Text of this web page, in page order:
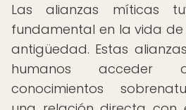
Las alianzas míticas
fundamental en la vida de
antigüedad. Estas
humanos
conocimientos